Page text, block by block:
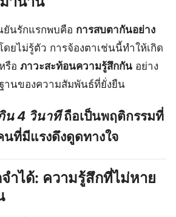
นรักแรกพบคือ การสบตากันอย่าง
ดยไม่รู้ตัว การจ้องตาเช่นนี้ทำให้เกิด
รือ ภาวะสะท้อนความรู้สึกกัน อย่าง
านของความสัมพันธ์ที่ยั่งยืน
น 4 วินาทีถือเป็นพฤติกรรมที่
ที่มีแรงดึงดูดทางใจ
ำได้: ความรู้สึกที่ไม่หาย